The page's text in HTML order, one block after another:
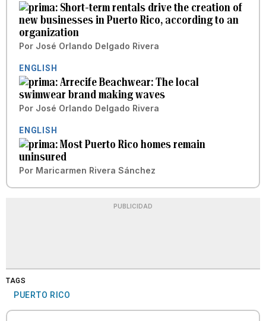
Short-term rentals drive the creation of
new businesses in Puerto Rico, according to an
organization
Por José Orlando Delgado Rivera
ENGLISH
Arrecife Beachwear: The local
swimwear brand making waves
Por José Orlando Delgado Rivera
ENGLISH
Most Puerto Rico homes remain
uninsured
Por Maricarmen Rivera Sánchez
PUBLICIDAD
TAGS
PUERTO RICO